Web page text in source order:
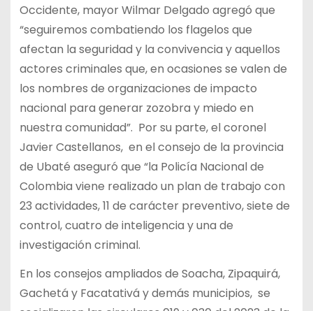
Occidente, mayor Wilmar Delgado agregó que
“seguiremos combatiendo los flagelos que
afectan la seguridad y la convivencia y aquellos
actores criminales que, en ocasiones se valen de
los nombres de organizaciones de impacto
nacional para generar zozobra y miedo en
nuestra comunidad”. Por su parte, el coronel
Javier Castellanos, en el consejo de la provincia
de Ubaté aseguró que “la Policía Nacional de
Colombia viene realizado un plan de trabajo con
23 actividades, 11 de carácter preventivo, siete de
control, cuatro de inteligencia y una de
investigación criminal.
En los consejos ampliados de Soacha, Zipaquirá,
Gachetá y Facatativá y demás municipios, se